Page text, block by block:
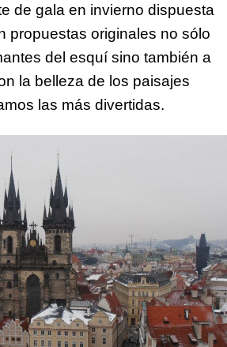
de gala en invierno dispuesta
propuestas originales no sólo
del esquí sino también a
la belleza de los paisajes
las más divertidas.